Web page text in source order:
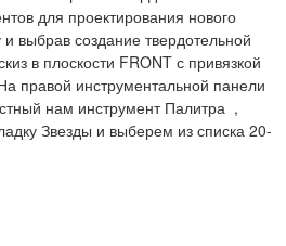
для проектирования нового
выбрав создание твердотельной
в плоскости FRONT с привязкой
правой инструментальной панели
нам инструмент Палитра ,
Звезды и выберем из списка 20-